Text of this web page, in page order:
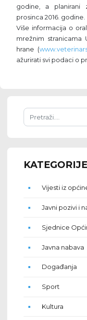
godine, a planirani
prosinca 2016. godine.
Više informacija o
mrežnim stranicama
hrane (
ažurirati svi podaci o
KATEGORIJE
Vijesti iz
Javni pozivi i
Sjednice
Javna nabava
Događanja
Sport
Kultura